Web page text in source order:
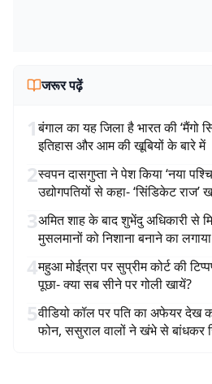
जरूर पढ़ें
1बंगाल का यह जिला है भारत की ‘मैंगो
इतिहास और आम की खूबियों के बारे में
2स्वपन दासगुप्ता ने पेश किया ‘नया
उद्योगपतियों से कहा- ‘सिंडिकेट राज’
3अमित शाह के बाद शुभेंदु अधिकारी से
मुसलमानों को निशाना बनाने का
4महुआ मोईत्रा पर सुप्रीम कोर्ट की
पूछा- क्या सब सीने पर गोली खायें?
5वीडियो कॉल पर पति का अफेयर देख
फोन, ससुराल वालों ने खंभे से बांधकर